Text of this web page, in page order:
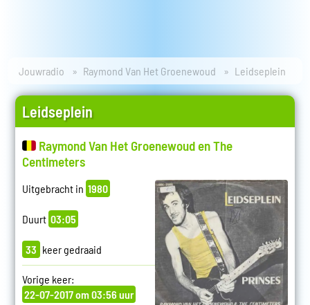
Jouwradio Raymond Van Het Groenewoud Leidseplein
Leidseplein
Raymond Van Het Groenewoud en The
Centimeters
Uitgebracht in 1980
Duurt 03:05
33 keer gedraaid
Vorige keer:
22-07-2017 om 03:56 uur